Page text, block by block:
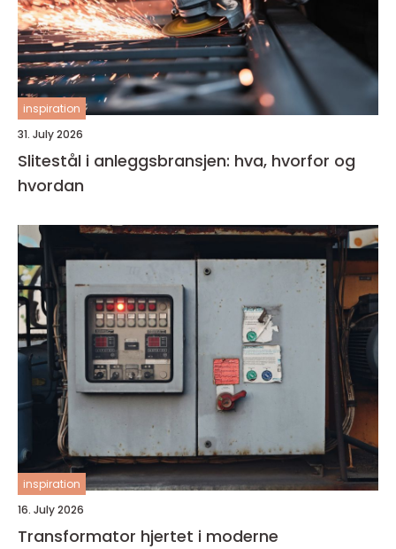
inspiration
31. July 2026
Slitestål i anleggsbransjen: hva, hvorfor og
hvordan
inspiration
16. July 2026
Transformator hjertet i moderne